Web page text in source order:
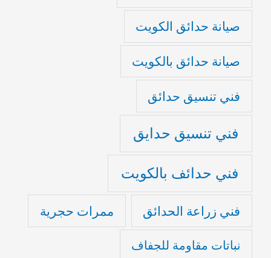
صيانة حدائق الكويت
صيانة حدائق بالكويت
فني تنسيق حدائق
فني تنسيق حدايق
فني حدائف بالكويت
فني زراعة الحدائق ممرات حجرية
نباتات مقاومة للجفاف